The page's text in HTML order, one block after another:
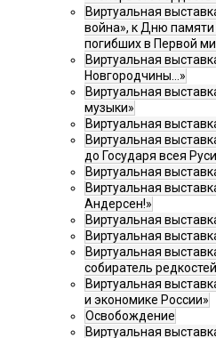
Виртуальная
война», к Дню памяти
погибших в Первой
Виртуальная
Новгородчины…»
Виртуальная
музыки»
Виртуальная
Виртуальная
до Государя всея
Виртуальная
Виртуальная
Андерсен!»
Виртуальная
Виртуальная
Виртуальная
собиратель
Виртуальная
и экономике России»
Освобождение
Виртуальная